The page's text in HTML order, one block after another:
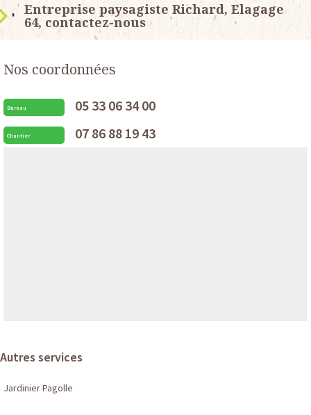
Entreprise paysagiste Richard, Elagage
64, contactez-nous
Nos coordonnées
Bureau 05 33 06 34 00
Chantier 07 86 88 19 43
Autres services
Jardinier Pagolle